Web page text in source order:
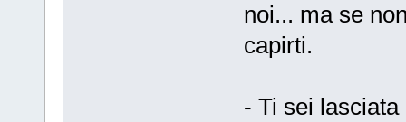
noi... ma se
capirti.
- Ti sei